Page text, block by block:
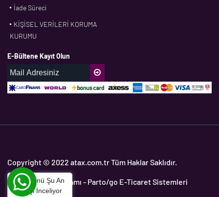
Bu Ürünü Şu An
1Kişi İnceliyor
DPH
ECOPARTS
İade Süreci
KİŞİSEL VERİLERİ KORUMA
KURUMU
E-Bültene Kayıt Olun
Copyright © 2022 atax.com.tr Tüm Haklar Saklıdır.
Yedek Parça Programı - Parto/go E-Ticaret Sistemleri